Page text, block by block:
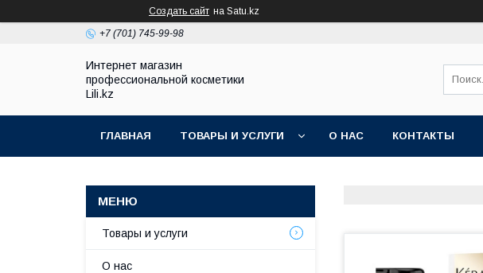
Создать сайт на Satu.kz
+7 (701) 745-99-98
Интернет магазин
профессиональной косметики
Lili.kz
ГЛАВНАЯ ТОВАРЫ И УСЛУГИ О НАС КОНТАКТЫ
Товары и услуги
О нас